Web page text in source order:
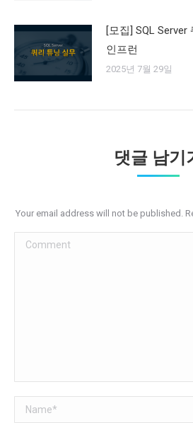
[모집] SQL
인프런
2025년 7월 29일
댓글 남기
Your email address will not be published.
Comment
Name *